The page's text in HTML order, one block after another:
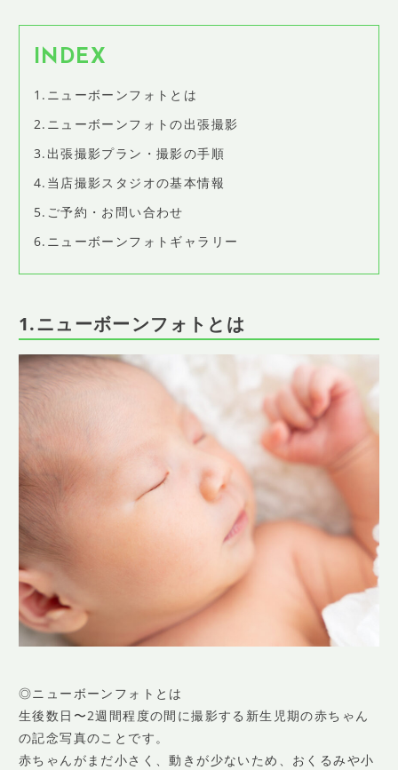
アクセス
提携カメラマン・求人情報
INDEX
1.ニューボーンフォトとは
2.ニューボーンフォトの出張撮影
3.出張撮影プラン・撮影の手順
4.当店撮影スタジオの基本情報
5.ご予約・お問い合わせ
6.ニューボーンフォトギャラリー
1.ニューボーンフォトとは
◎ニューボーンフォトとは
生後数日〜2週間程度の間に撮影する新生児期の赤ちゃん
の記念写真のことです。
赤ちゃんがまだ小さく、動きが少ないため、おくるみや小